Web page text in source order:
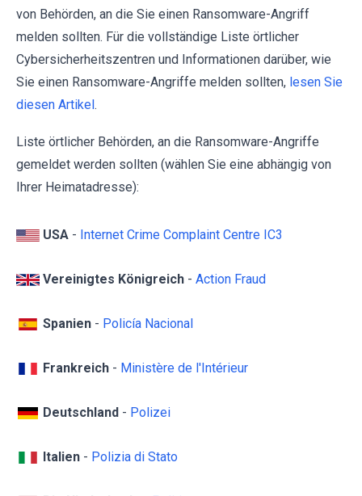
von Behörden, an die Sie einen Ransomware-Angriff
melden sollten. Für die vollständige Liste örtlicher
Cybersicherheitszentren und Informationen darüber, wie
Sie einen Ransomware-Angriffe melden sollten, lesen Sie
diesen Artikel.
Liste örtlicher Behörden, an die Ransomware-Angriffe
gemeldet werden sollten (wählen Sie eine abhängig von
Ihrer Heimatadresse):
USA - Internet Crime Complaint Centre IC3
Vereinigtes Königreich - Action Fraud
Spanien - Policía Nacional
Frankreich - Ministère de l'Intérieur
Deutschland - Polizei
Italien - Polizia di Stato